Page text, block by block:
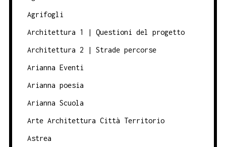
Agrifogli
Architettura 1 | Questioni del progetto
Architettura 2 | Strade percorse
Arianna Eventi
Arianna poesia
Arianna Scuola
Arte Architettura Città Territorio
Astrea